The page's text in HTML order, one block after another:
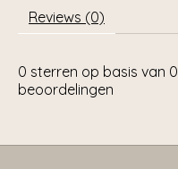
Reviews (0)
0 sterren op basis van 0
beoordelingen